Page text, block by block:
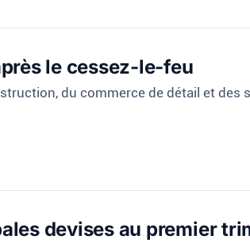
le cessez-le-feu
du commerce de détail et des
devises au premier